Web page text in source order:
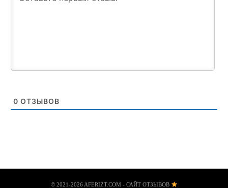
0 ОТЗЫВОВ
© 2021-2026 AFERIZT.COM - САЙТ ОТЗЫВОВ